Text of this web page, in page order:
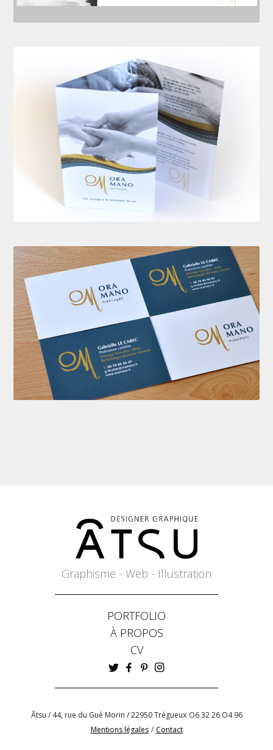
Graphisme - Web - Illustration
PORTFOLIO
À PROPOS
CV
Ātsu / 44, rue du Gué Morin / 22950 Trégueux O6 32 26 O4 96
Mentions légales / Contact